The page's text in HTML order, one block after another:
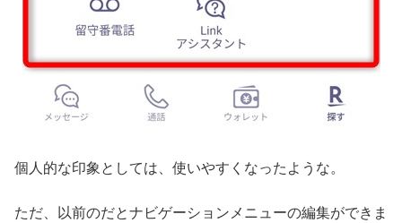
個人的な印象としては、使いやすくなったような。
ただ、以前のだとナビゲーションメニューの編集ができま